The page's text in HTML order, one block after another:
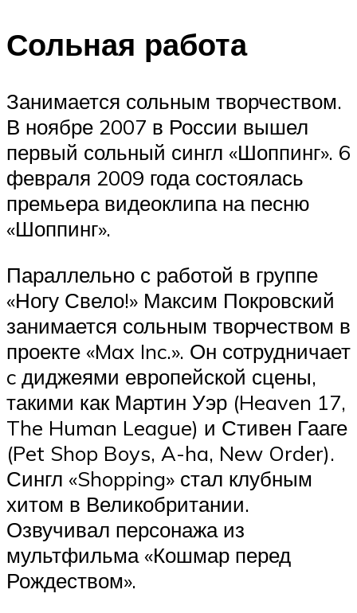
Сольная работа
Занимается сольным творчеством.
В ноябре 2007 в России вышел
первый сольный сингл «Шоппинг». 6
февраля 2009 года состоялась
премьера видеоклипа на песню
«Шоппинг».
Параллельно с работой в группе
«Ногу Свело!» Максим Покровский
занимается сольным творчеством в
проекте «Max Inc.». Он сотрудничает
c диджеями европейской сцены,
такими как Мартин Уэр (Heaven 17,
The Human League) и Стивен Гааге
(Pet Shop Boys, A-ha, New Order).
Сингл «Shopping» стал клубным
хитом в Великобритании.
Озвучивал персонажа из
мультфильма «Кошмар перед
Рождеством».